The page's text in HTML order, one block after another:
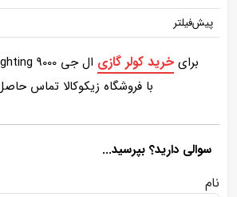
پیش‌فیلتر
برای خرید کولر گازی
با فروشگاه زیکوکالا تماس
سوالی دارید؟ بپرسید...
نام